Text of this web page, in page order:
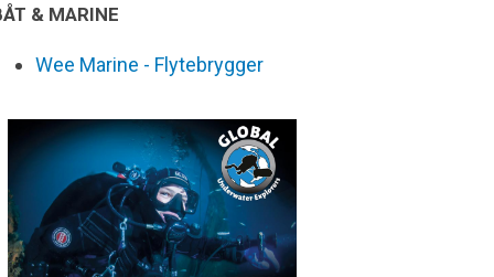
& MARINE
Wee Marine - Flytebrygger